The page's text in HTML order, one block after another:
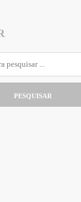
PESQUISAR